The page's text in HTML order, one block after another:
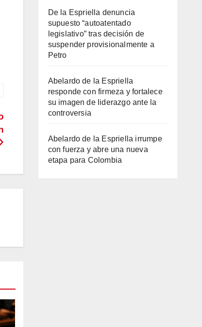
De la Espriella denuncia
supuesto “autoatentado
legislativo” tras decisión de
suspender provisionalmente a
Petro
Abelardo de la Espriella
responde con firmeza y fortalece
su imagen de liderazgo ante la
controversia
Abelardo de la Espriella irrumpe
con fuerza y abre una nueva
etapa para Colombia